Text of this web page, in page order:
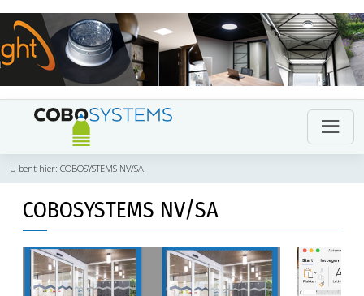
U bent hier: COBOSYSTEMS NV/SA
COBOSYSTEMS NV/SA